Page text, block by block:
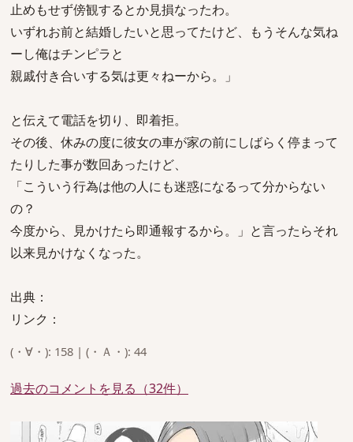
止めもせず傍観するとか見損なったわ。
いずれお前と結婚したいと思ってたけど、もうそんな気ね
ーし俺はチンピラと
親戚付き合いする気は更々ねーから。」
と伝えて電話を切り、即着拒。
その後、休みの度に彼女の車が家の前にしばらく停まって
たりした事が数回あったけど、
「こういう行為は他の人にも迷惑になるって分からない
の？
今度から、見かけたら即通報するから。」と言ったらそれ
以来見かけなくなった。
出典：
リンク：
(・∀・): 158 | (・Ａ・): 44
過去のコメントを見る（32件）